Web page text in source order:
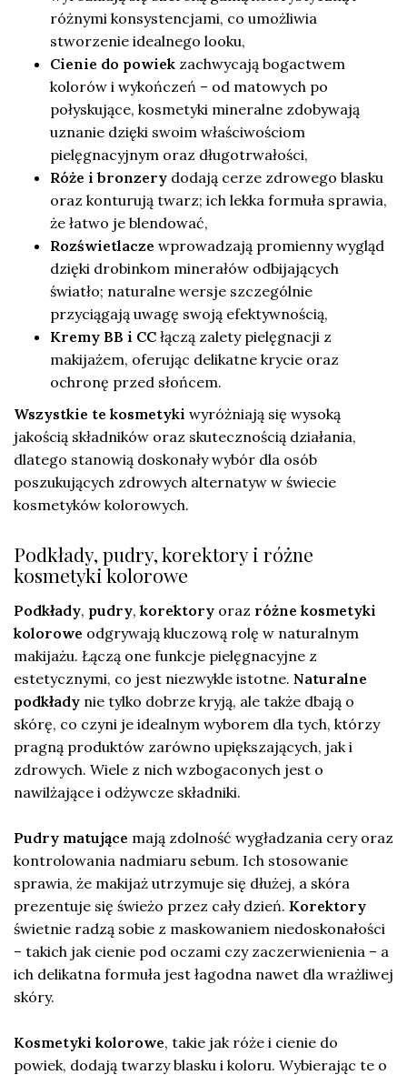
różnymi konsystencjami, co umożliwia
stworzenie idealnego looku,
Cienie do powiek zachwycają bogactwem
kolorów i wykończeń – od matowych po
połyskujące, kosmetyki mineralne zdobywają
uznanie dzięki swoim właściwościom
pielęgnacyjnym oraz długotrwałości,
Róże i bronzery dodają cerze zdrowego blasku
oraz konturują twarz; ich lekka formuła sprawia,
że łatwo je blendować,
Rozświetlacze wprowadzają promienny wygląd
dzięki drobinkom minerałów odbijających
światło; naturalne wersje szczególnie
przyciągają uwagę swoją efektywnością,
Kremy BB i CC łączą zalety pielęgnacji z
makijażem, oferując delikatne krycie oraz
ochronę przed słońcem.
Wszystkie te kosmetyki wyróżniają się wysoką
jakością składników oraz skutecznością działania,
dlatego stanowią doskonały wybór dla osób
poszukujących zdrowych alternatyw w świecie
kosmetyków kolorowych.
Podkłady, pudry, korektory i różne
kosmetyki kolorowe
Podkłady, pudry, korektory oraz różne kosmetyki
kolorowe odgrywają kluczową rolę w naturalnym
makijażu. Łączą one funkcje pielęgnacyjne z
estetycznymi, co jest niezwykle istotne. Naturalne
podkłady nie tylko dobrze kryją, ale także dbają o
skórę, co czyni je idealnym wyborem dla tych, którzy
pragną produktów zarówno upiększających, jak i
zdrowych. Wiele z nich wzbogaconych jest o
nawilżające i odżywcze składniki.
Pudry matujące mają zdolność wygładzania cery oraz
kontrolowania nadmiaru sebum. Ich stosowanie
sprawia, że makijaż utrzymuje się dłużej, a skóra
prezentuje się świeżo przez cały dzień. Korektory
świetnie radzą sobie z maskowaniem niedoskonałości
– takich jak cienie pod oczami czy zaczerwienienia – a
ich delikatna formuła jest łagodna nawet dla wrażliwej
skóry.
Kosmetyki kolorowe, takie jak róże i cienie do
powiek, dodają twarzy blasku i koloru. Wybierając te o